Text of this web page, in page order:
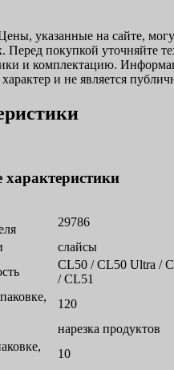
указанные на сайте,
Перед покупкой уточняйте
и комплектацию.
и не является
29786
слайсы
CL50 / CL50 Ultra /
/ CL51
120
нарезка продуктов
10